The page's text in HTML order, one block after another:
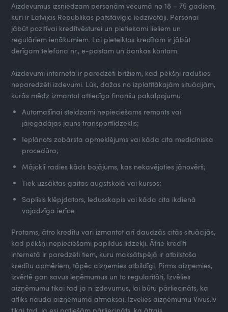
Aizdevumus izsniedzam personām vecumā no 18 – 75 gadiem,
kuri ir Latvijas Republikas patstāvīgie iedzīvotāji. Personai
jābūt pozitīvai kredītvēsturei un pietiekami lieliem un
regulāriem ienākumiem. Lai pieteiktos kredītam ir jābūt
derīgam telefona nr., e-pastam un bankas kontam.
Aizdevumi internetā ir paredzēti brīžiem, kad pēkšņi radušies
neparedzēti izdevumi. Lūk, dažas no izplatītākajām situācijām,
kurās mēdz izmantot attiecīgo finanšu pakalpojumu:
Automašīnai steidzami nepieciešams remonts vai
jāiegādājas jauns transportlīdzeklis;
Ieplānots zobārsta apmeklējums vai kāda cita medicīniska
procedūra;
Mājoklī radies kāds bojājums, kas nekavējoties jānovērš;
Tiek uzsāktas gaitas augstskolā vai kursos;
Saplīsis klēpjdators, ledusskapis vai kāda cita ikdienā
vajadzīga ierīce
Protams, ātro kredītu vari izmantot arī daudzās citās situācijās,
kad pēkšņi nepieciešami papildus līdzekļi. Ātrie kredīti
internetā ir paredzēti tiem, kuru maksātspējā ir atbilstoša
kredītu apmēriem, tāpēc aizņemies atbildīgi. Pirms aizņemies,
izvērtē gan savus ieņēmumus un to regularitāti, Izvēlies
aizņēmumu tikai tad ja n izdevumus, lai būtu pārliecināts, ka
atliks nauda aizņēmumā atmaksai. Izvelies aizņēmumu Vivus.lv
tikai tad, ja esi patiešām pārliecināts, ka ātrais